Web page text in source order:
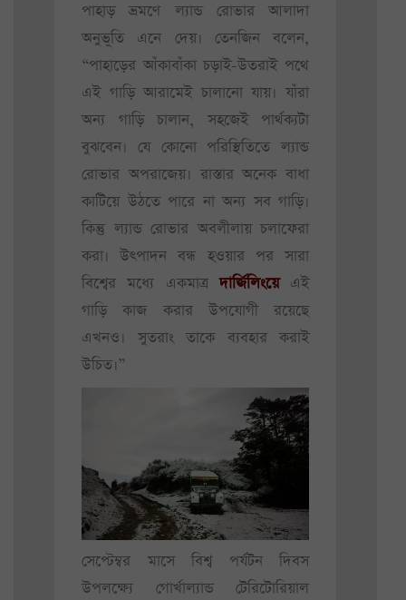
পাহাড় ভ্রমণে ল্যান্ড রোভার আলাদা
অনুভূতি এনে দেয়। তেনজিন বলেন,
“পাহাড়ের আঁকাবাঁকা চড়াই-উতরাই পথে
এই গাড়ি আরামেই চালানো যায়। যাঁরা
অন্য গাড়ি চালান, সহজেই পার্থক্যটা
বুঝবেন। যে কোনো পরিস্থিতিতে ল্যান্ড
রোভার অপরাজেয়। রাস্তার অনেক বাধা
কাটিয়ে উঠতে পারে না অন্য সব গাড়ি।
কিন্তু ল্যান্ড রোভার অবলীলায় চলাফেরা
করা। উৎপাদন বন্ধ হওয়ার পর সারা
বিশ্বের মধ্যে একমাত্রদার্জিলিংয়ে এই
গাড়ি কাজ করার উপযোগী রয়েছে
এখনও। সুতরাং তাকে ব্যবহার করাই
উচিত।”
সেপ্টেম্বর মাসে বিশ্ব পর্যটন দিবস
উপলক্ষ্যে গোর্খাল্যান্ড টেরিটোরিয়াল